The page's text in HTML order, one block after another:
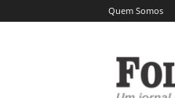
Quem Somos